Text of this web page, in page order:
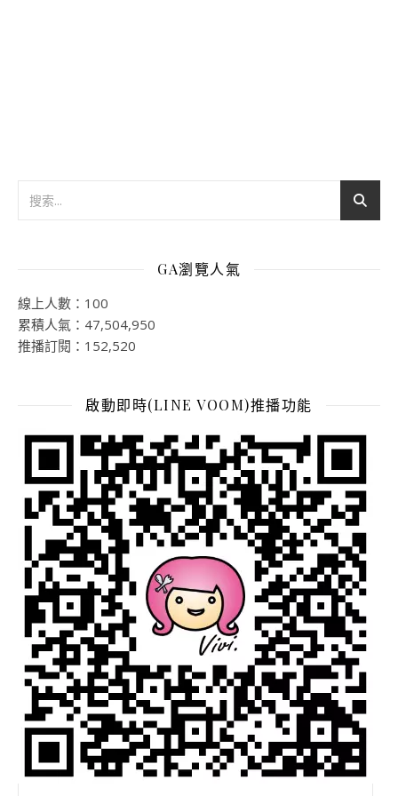
GA瀏覽人氣
線上人數：100
累積人氣：47,504,950
推播訂閱：152,520
啟動即時(LINE VOOM)推播功能